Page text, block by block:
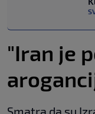
"Iran je
Smatra da su